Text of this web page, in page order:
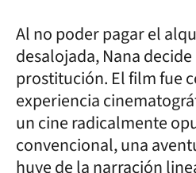
Al no poder pagar el
desalojada, Nana
prostitución. El film fue
experiencia
un cine radicalmente
convencional, una
huye de la narración